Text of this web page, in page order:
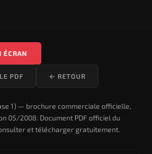
ÉCRAN
PDF ← RETOUR
1) — brochure commerciale officielle,
05/2008. Document PDF officiel du
et télécharger gratuitement.